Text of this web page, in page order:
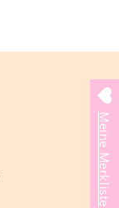
Meine Merkliste